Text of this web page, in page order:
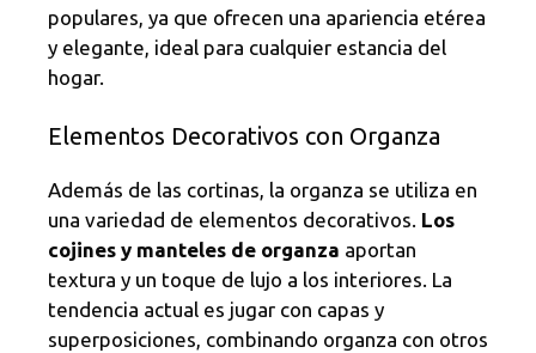
populares, ya que ofrecen una apariencia etérea
y elegante, ideal para cualquier estancia del
hogar.
Elementos Decorativos con Organza
Además de las cortinas, la organza se utiliza en
una variedad de elementos decorativos. Los
cojines y manteles de organza aportan
textura y un toque de lujo a los interiores. La
tendencia actual es jugar con capas y
superposiciones, combinando organza con otros